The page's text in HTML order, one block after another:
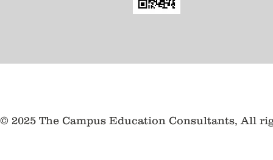
© 2025 The Campus Education Consultants, All